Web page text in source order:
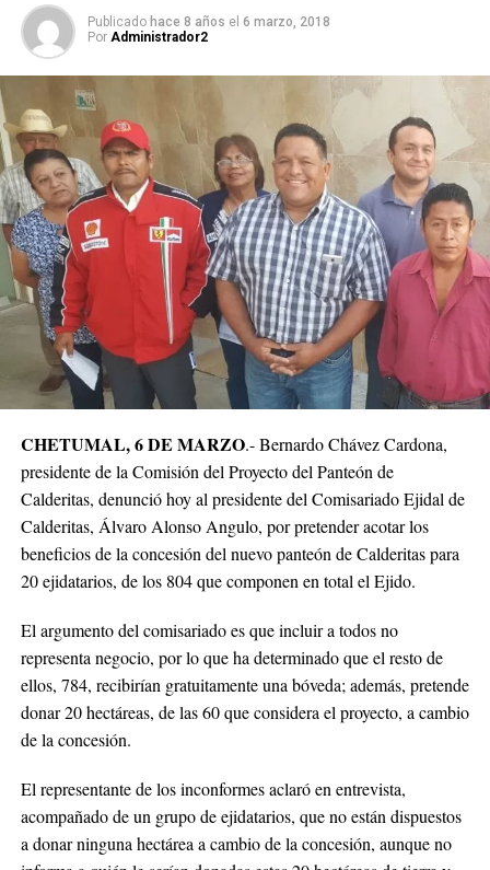
Publicado hace 8 años el 6 marzo, 2018
Por Administrador2
CHETUMAL, 6 DE MARZO.- Bernardo Chávez Cardona,
presidente de la Comisión del Proyecto del Panteón de
Calderitas, denunció hoy al presidente del Comisariado Ejidal de
Calderitas, Álvaro Alonso Angulo, por pretender acotar los
beneficios de la concesión del nuevo panteón de Calderitas para
20 ejidatarios, de los 804 que componen en total el Ejido.
El argumento del comisariado es que incluir a todos no
representa negocio, por lo que ha determinado que el resto de
ellos, 784, recibirían gratuitamente una bóveda; además, pretende
donar 20 hectáreas, de las 60 que considera el proyecto, a cambio
de la concesión.
El representante de los inconformes aclaró en entrevista,
acompañado de un grupo de ejidatarios, que no están dispuestos
a donar ninguna hectárea a cambio de la concesión, aunque no